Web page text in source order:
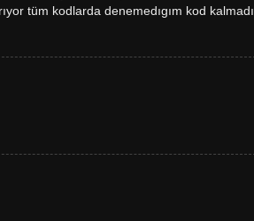
tüm kodlarda denemedıgım kod kalmadı